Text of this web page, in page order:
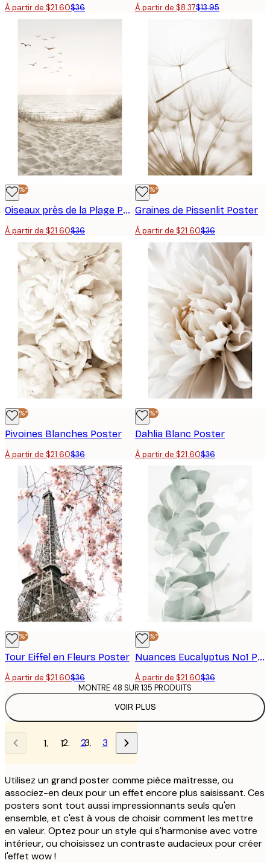
À partir de $21.60$36 À partir de $8.37$13.95
-40%*
Oiseaux près de la Plage Poster
À partir de $21.60$36
-40%*
Graines de Pissenlit Poster
À partir de $21.60$36
-40%*
Pivoines Blanches Poster
À partir de $21.60$36
-40%*
Dahlia Blanc Poster
À partir de $21.60$36
-40%*
Tour Eiffel en Fleurs Poster
À partir de $21.60$36
-40%*
Nuances Eucalyptus No1 Poster
À partir de $21.60$36
VOIR PLUS
MONTRE 48 SUR 135 PRODUITS
1 2 3
Utilisez un grand poster comme pièce maîtresse, ou
associez-en deux pour un effet encore plus saisissant. Ces
posters sont tout aussi impressionnants seuls qu'en
ensemble, et c'est à vous de choisir comment les mettre
en valeur. Optez pour un style qui s'harmonise avec votre
intérieur, ou choisissez un contraste audacieux pour créer
l'effet wow !